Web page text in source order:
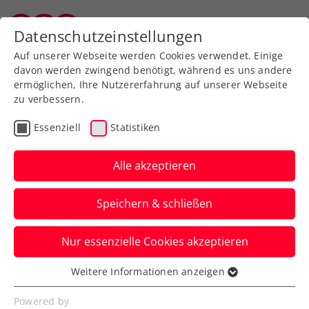
Zurück zur Newsübersicht
Turniere
ATP Miami: Misolic
verpasst Sprung in den
Hauptbewerb
Für den ÖTV-Shootingstar kommt im US-
Bundesstaat Florida in der zweiten und
letzten Qualifikationsrunde das Aus.
Verfasst von: Manuel Wachta, 21.03.2023
Datenschutzeinstellungen
Auf unserer Webseite werden Cookies verwendet. Einige
davon werden zwingend benötigt, während es uns andere
ermöglichen, Ihre Nutzererfahrung auf unserer Webseite
zu verbessern.
Essenziell Statistiken
Alle akzeptieren
Speichern & schließen
Nur essenzielle Cookies akzeptieren
Essenziell
Essenzielle Cookies werden für grundlegende
Weitere Informationen anzeigen
Powered by